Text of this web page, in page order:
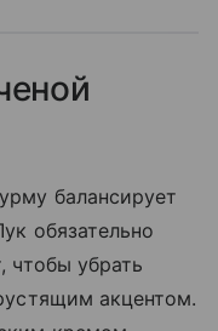
балансирует
обязательно
чтобы убрать
акцентом.